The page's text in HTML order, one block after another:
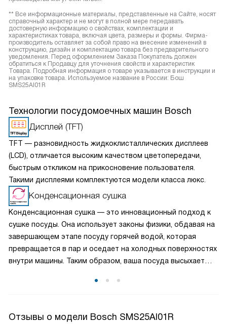
** Все информационные материалы, представленные на Сайте, носят
справочный характер и не могут в полной мере передавать
достоверную информацию о свойствах, комплектации и
характеристиках товара, включая цвета, размеры и формы. Фирма-
производитель оставляет за собой право на внесение изменений в
конструкцию, дизайн и комплектацию товара без предварительного
уведомления. Перед оформлением Заказа Покупатель должен
обратиться к Продавцу для уточнения свойств и характеристик
Товара. Подробная информация о товаре указывается в инструкции и
на упаковке товара. Используемое название в России: Бош
SMS25AI01R
Технологии посудомоечных машин Bosch
Дисплей (TFT)
TFT — разновидность жидкоклисталлических дисплеев
(LCD), отличается высоким качеством цветопередачи,
быстрым откликом на прикосновение пользователя.
Такими дисплеями комплектуются модели класса люкс.
Конденсационная сушка
Конденсационная сушка — это инновационный подход к
сушке посуды. Она использует законы физики, обдавая на
завершающем этапе посуду горячей водой, которая
превращается в пар и оседает на холодных поверхностях
внутри машины. Таким образом, ваша посуда высыхает
Отзывы о модели Bosch SMS25AI01R